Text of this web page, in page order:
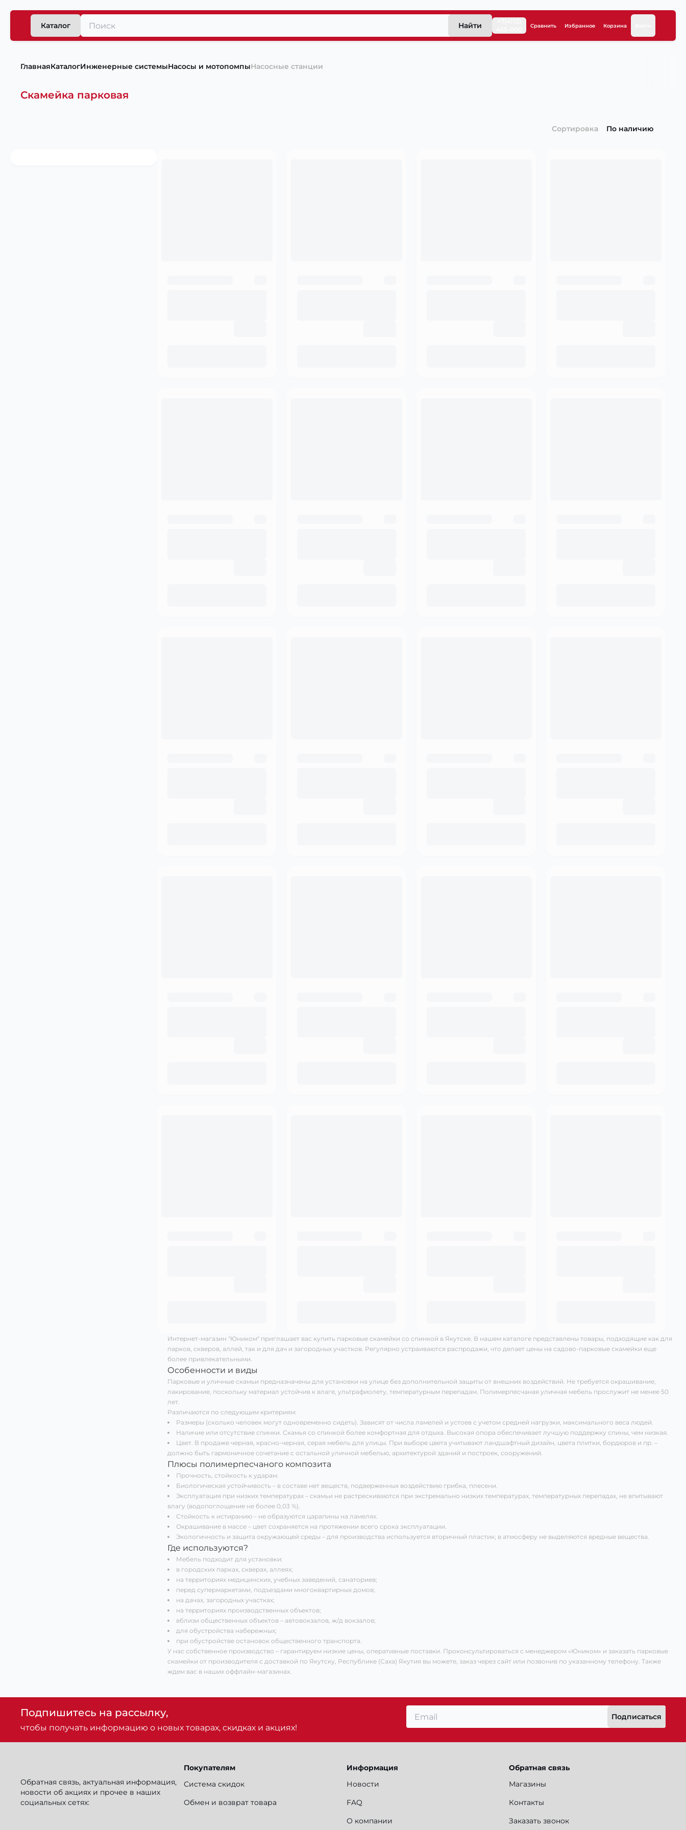
Каталог Найти Сравнить Избранное Корзина
ГлавнаяКаталогИнженерные системыНасосы и мотопомпыНасосные станции
Скамейка парковая
Сортировка По наличию
Интернет-магазин "Юником" приглашает вас купить парковые скамейки со спинкой в Якутске. В нашем каталоге представлены товары, подходящие как для
парков, скверов, аллей, так и для дач и загородных участков. Регулярно устраиваются распродажи, что делает цены на садово-парковые скамейки еще
более привлекательными.
Особенности и виды
Парковые и уличные скамьи предназначены для установки на улице без дополнительной защиты от внешних воздействий. Не требуется окрашивание,
лакирование, поскольку материал устойчив к влаге, ультрафиолету, температурным перепадам. Полимерпесчаная уличная мебель прослужит не менее 50
лет.
Различаются по следующим критериям:
Размеры (сколько человек могут одновременно сидеть). Зависят от числа ламелей и устоев с учетом средней нагрузки, максимального веса людей.
Наличие или отсутствие спинки. Скамья со спинкой более комфортная для отдыха. Высокая опора обеспечивает лучшую поддержку спины, чем низкая.
Цвет. В продаже черная, красно-черная, серая мебель для улицы. При выборе цвета учитывают ландшафтный дизайн, цвета плитки, бордюров и пр. –
должно быть гармоничное сочетание с остальной уличной мебелью, архитектурой зданий и построек, сооружений.
Плюсы полимерпесчаного композита
Прочность, стойкость к ударам.
Биологическая устойчивость – в составе нет веществ, подверженных воздействию грибка, плесени.
Эксплуатация при низких температурах – скамьи не растрескиваются при экстремально низких температурах, температурных перепадах, не впитывают
влагу (водопоглощение не более 0,03 %).
Стойкость к истиранию – не образуются царапины на ламелях.
Окрашивание в массе – цвет сохраняется на протяжении всего срока эксплуатации.
Экологичность и защита окружающей среды – для производства используется вторичный пластик; в атмосферу не выделяются вредные вещества.
Где используются?
Мебель подходит для установки:
в городских парках, скверах, аллеях;
на территориях медицинских, учебных заведений, санаториев;
перед супермаркетами, подъездами многоквартирных домов;
на дачах, загородных участках;
на территориях производственных объектов;
вблизи общественных объектов – автовокзалов, ж/д вокзалов;
для обустройства набережных;
при обустройстве остановок общественного транспорта.
У нас собственное производство – гарантируем низкие цены, оперативные поставки. Проконсультироваться с менеджером «Юником» и заказать парковые
скамейки от производителя с доставкой по Якутску, Республике (Саха) Якутия вы можете, заказ через сайт или позвонив по указанному телефону. Также
ждем вас в наших оффлайн-магазинах.
Подпишитесь на рассылку,
чтобы получать информацию о новых товарах, скидках и акциях!
Подписаться
Обратная связь, актуальная информация,
новости об акциях и прочее в наших
социальных сетях:
Покупателям
Система скидок
Обмен и возврат товара
Информация
Новости
FAQ
О компании
Обратная связь
Магазины
Контакты
Заказать звонок